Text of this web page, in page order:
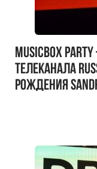
MUSICBOX
телеканала
рождения